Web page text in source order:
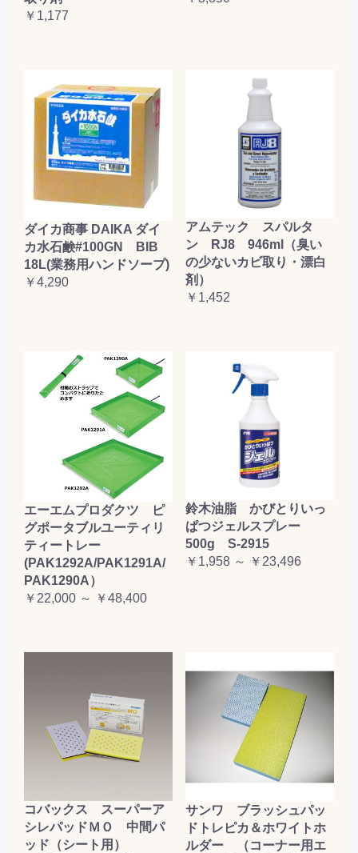
￥1,177
ダイカ商事 DAIKA ダイ
カ水石鹸#100GN BIB
18L(業務用ハンドソープ)
￥4,290
アムテック スパルタ
ン RJ8 946ml（臭い
の少ないカビ取り・漂白
剤）
￥1,452
エーエムプロダクツ ピ
グポータブルユーティリ
ティートレー
(PAK1292A/PAK1291A/
PAK1290A）
￥22,000 ～ ￥48,400
鈴木油脂 かびとりいっ
ぱつジェルスプレー
500g S-2915
￥1,958 ～ ￥23,496
コバックス スーパーア
シレパッドＭＯ 中間パ
ッド（シート用）
サンワ ブラッシュパッ
ドトレピカ＆ホワイトホ
ルダー （コーナー用エ